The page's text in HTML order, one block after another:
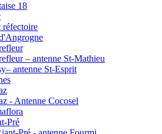
18
réfectoire
– antenne St-Mathieu
antenne St-Esprit
- Antenne Cocosel
Pré